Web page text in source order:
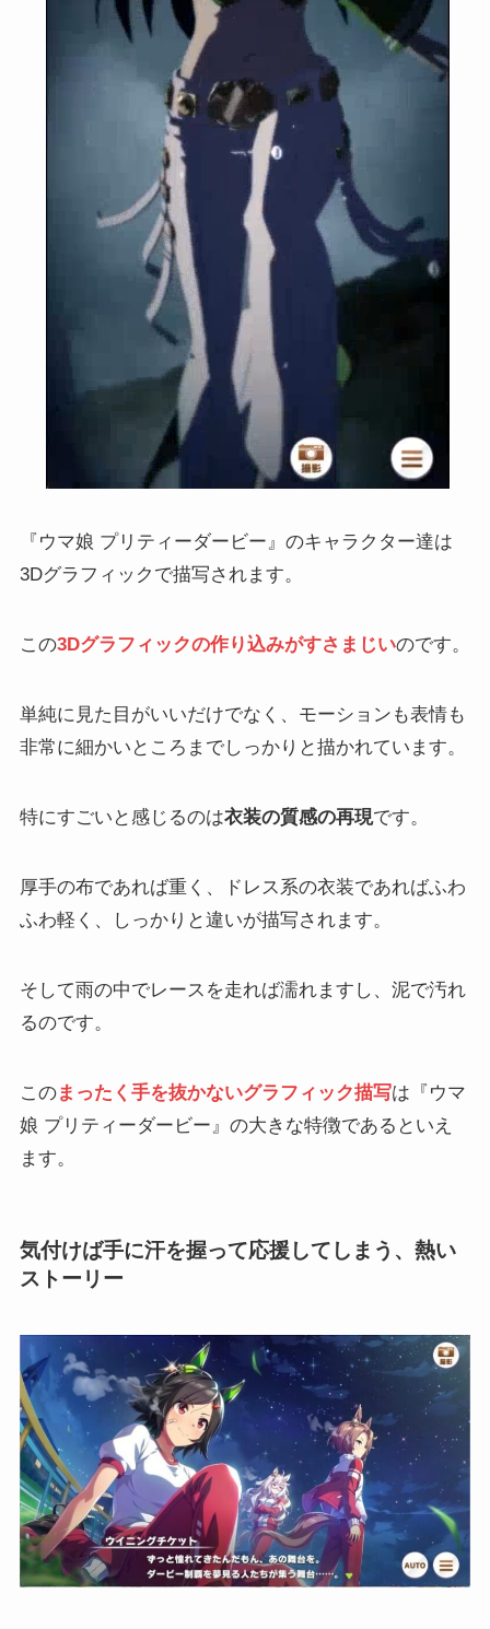
『ウマ娘 プリティーダービー』のキャラクター達は
3Dグラフィックで描写されます。
この3Dグラフィックの作り込みがすさまじいのです。
単純に見た目がいいだけでなく、モーションも表情も
非常に細かいところまでしっかりと描かれています。
特にすごいと感じるのは衣装の質感の再現です。
厚手の布であれば重く、ドレス系の衣装であればふわ
ふわ軽く、しっかりと違いが描写されます。
そして雨の中でレースを走れば濡れますし、泥で汚れ
るのです。
このまったく手を抜かないグラフィック描写は『ウマ
娘 プリティーダービー』の大きな特徴であるといえ
ます。
気付けば手に汗を握って応援してしまう、熱い
ストーリー